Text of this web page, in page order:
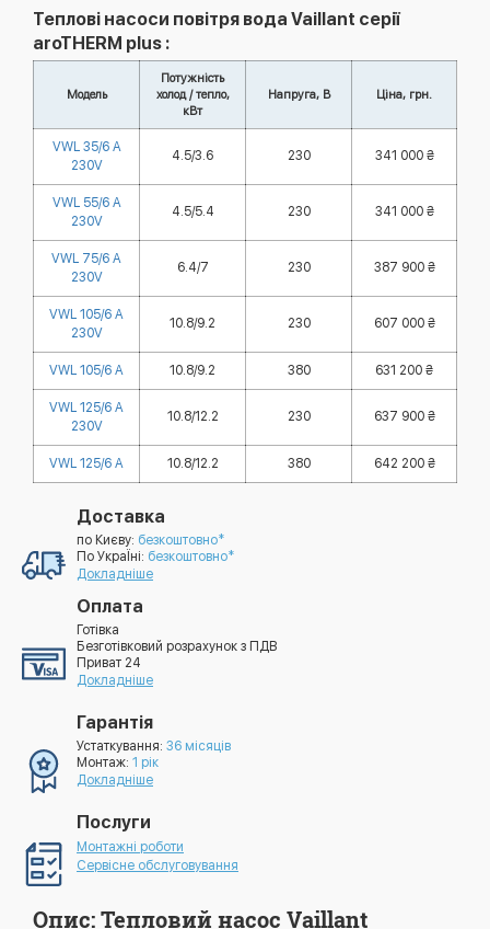
Теплові насоси повітря вода Vaillant серії
aroTHERM plus :
Модель
Потужність
холод / тепло,
кВт
Напруга, В Ціна, грн.
VWL 35/6 A
230V
4.5/3.6 230 341 000 ₴
VWL 55/6 A
230V
4.5/5.4 230 341 000 ₴
VWL 75/6 A
230V
6.4/7 230 387 900 ₴
VWL 105/6 A
230V
10.8/9.2 230 607 000 ₴
VWL 105/6 A 10.8/9.2 380 631 200 ₴
VWL 125/6 A
230V
10.8/12.2 230 637 900 ₴
VWL 125/6 A 10.8/12.2 380 642 200 ₴
Доставка
по Києву: безкоштовно*
По УкраЇні: безкоштовно*
Докладніше
Оплата
Готівка
Безготівковий розрахунок з ПДВ
Приват 24
Докладніше
Гарантія
Устаткування: 36 місяців
Монтаж: 1 рік
Докладніше
Послуги
Монтажні роботи
Сервісне обслуговування
Опис: Тепловий насос Vaillant